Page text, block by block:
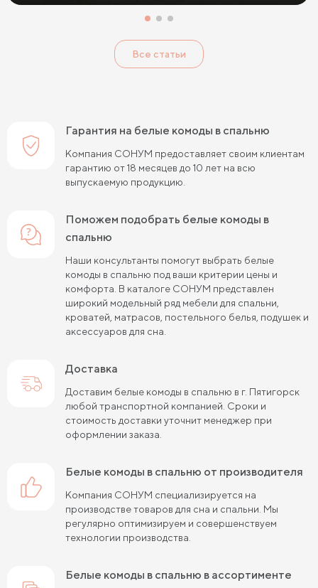
Все статьи
Гарантия на белые комоды в спальню
Компания СОНУМ предоставляет своим клиентам
гарантию от 18 месяцев до 10 лет на всю
выпускаемую продукцию.
Поможем подобрать белые комоды в
спальню
Наши консультанты помогут выбрать белые
комоды в спальню под ваши критерии цены и
комфорта. В каталоге СОНУМ представлен
широкий модельный ряд мебели для спальни,
кроватей, матрасов, постельного белья, подушек и
аксессуаров для сна.
Доставка
Доставим белые комоды в спальню в г. Пятигорск
любой транспортной компанией. Сроки и
стоимость доставки уточнит менеджер при
оформлении заказа.
белые комоды в спальню от производителя
Компания СОНУМ специализируется на
производстве товаров для сна и спальни. Мы
регулярно оптимизируем и совершенствуем
технологии производства.
белые комоды в спальню в ассортименте